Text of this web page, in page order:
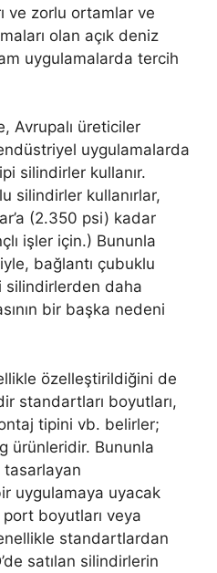
ve zorlu ortamlar ve
olan açık deniz
uygulamalarda tercih
Avrupalı ​​üreticiler
uygulamalarda
silindirler kullanır.
silindirler kullanırlar,
(2.350 psi) kadar
işler için.) Bununla
bağlantı çubuklu
silindirlerden daha
bir başka nedeni
özelleştirildiğini de
standartları boyutları,
tipini vb. belirler;
ürünleridir. Bununla
uygulamaya uyacak
boyutları veya
standartlardan
satılan silindirlerin